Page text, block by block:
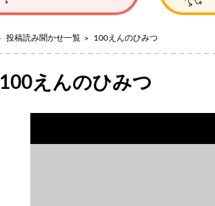
投稿読み聞かせ一覧 100えんのひみつ
100えんのひみつ